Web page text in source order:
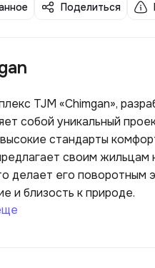
Поделиться
TJM «Chimgan»,
собой уникальный
стандарты
своим жильцам
делает его поворотным
и близость к природе.